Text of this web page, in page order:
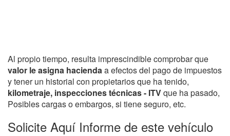
Al propio tiempo, resulta imprescindible comprobar que
valor le asigna haciendaa efectos del pago de impuestos
y tener un historial con propietarios que ha tenido,
kilometraje, inspecciones técnicas - ITVque ha pasado,
Posibles cargas o embargos, si tiene seguro, etc.
Solicite Aquí Informe de este vehículo